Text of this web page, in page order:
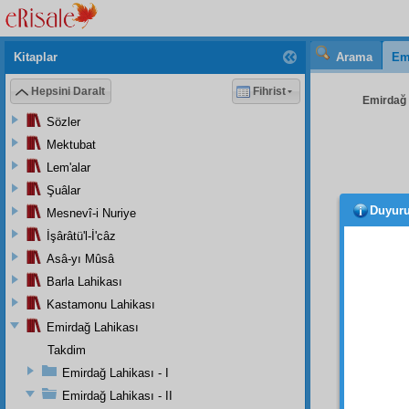
Arama
Emirdağ
"Ben
Kitaplar
Hepsini Daralt Fihrist
Sözler
Mektubat
Lem'alar
Şuâlar
Mesnevî-i Nuriye
İşârâtü'l-İ'câz
Asâ-yı Mûsâ
Barla Lahikası
Kastamonu Lahikası
Emirdağ Lahikası
Takdim
Emirdağ Lahikası - I
Emirdağ Lahikası - II
Duyuru